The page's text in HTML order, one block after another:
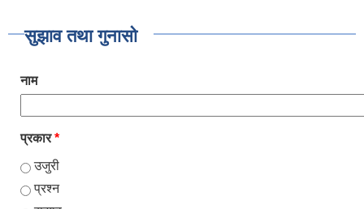
सुझाव तथा गुनासो
नाम
प्रकार*
उजुरी
प्रश्न